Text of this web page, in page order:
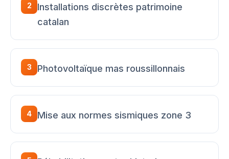
2
Installations discrètes patrimoine
catalan
3 Photovoltaïque mas roussillonnais
4 Mise aux normes sismiques zone 3